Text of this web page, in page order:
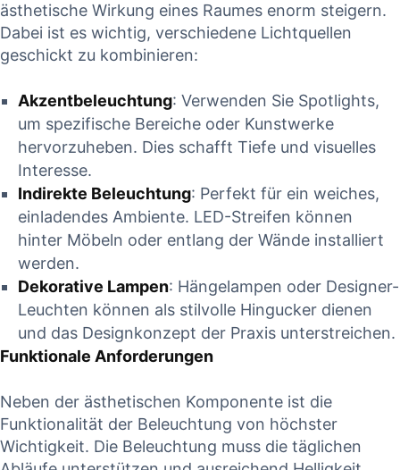
ästhetische Wirkung eines Raumes enorm steigern.
Dabei ist es wichtig, verschiedene Lichtquellen
geschickt zu kombinieren:
Akzentbeleuchtung: Verwenden Sie Spotlights,
um spezifische Bereiche oder Kunstwerke
hervorzuheben. Dies schafft Tiefe und visuelles
Interesse.
Indirekte Beleuchtung: Perfekt für ein weiches,
einladendes Ambiente. LED-Streifen können
hinter Möbeln oder entlang der Wände installiert
werden.
Dekorative Lampen: Hängelampen oder Designer-
Leuchten können als stilvolle Hingucker dienen
und das Designkonzept der Praxis unterstreichen.
Funktionale Anforderungen
Neben der ästhetischen Komponente ist die
Funktionalität der Beleuchtung von höchster
Wichtigkeit. Die Beleuchtung muss die täglichen